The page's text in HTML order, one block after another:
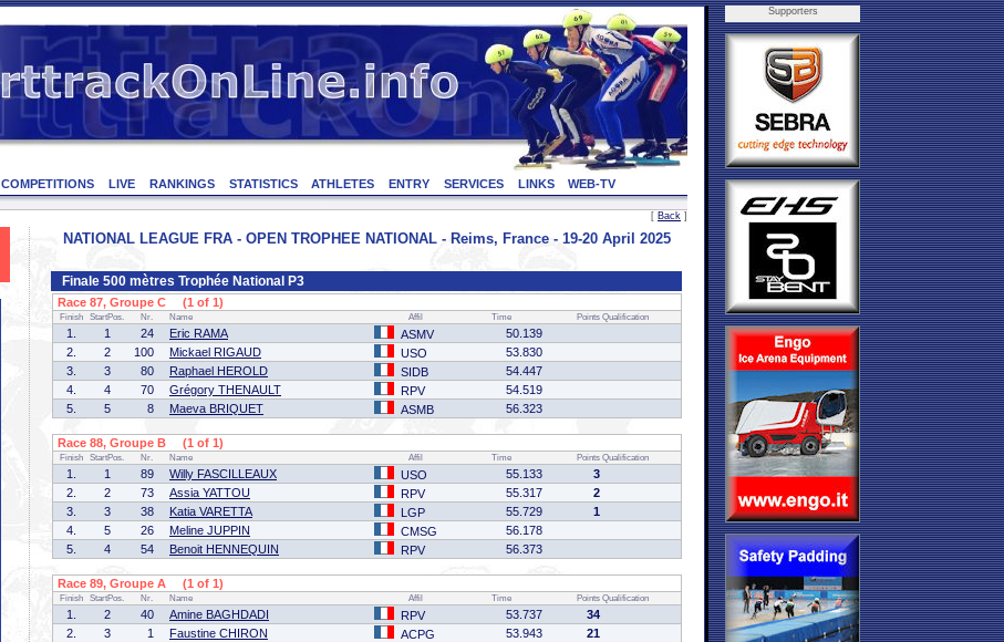
COMPETITIONS LIVE RANKINGS STATISTICS ATHLETES ENTRY SERVICES LINKS WEB-TV
[ Back ]
NATIONAL LEAGUE FRA - OPEN TROPHEE NATIONAL - Reims, France - 19-20 April 2025
Finale 500 mètres Trophée National P3
Race 87, Groupe C (1 of 1)
Finish StartPos. Nr. Name Affil Time Points Qualification
1. 1 24 Eric RAMA ASMV
50.139
2.
2 100 Mickael RIGAUD USO
53.830
3.
3 80 Raphael HEROLD SIDB
54.447
4.
4 70 Grégory THENAULT RPV
54.519
5.
5 8 Maeva BRIQUET ASMB 56.323
Race 88, Groupe B (1 of 1)
Finish StartPos. Nr. Name Affil Time Points Qualification
1. 1 89 Willy FASCILLEAUX USO 55.133
3
2.
2 73 Assia YATTOU RPV 55.317
2
3.
3 38 Katia VARETTA LGP 55.729
1
4.
5 26 Meline JUPPIN CMSG
56.178
5.
4 54 Benoit HENNEQUIN RPV 56.373
Race 89, Groupe A (1 of 1)
Finish StartPos. Nr. Name Affil Time Points Qualification
1. 2 40 Amine BAGHDADI RPV 53.737
34
2.
3 1 Faustine CHIRON ACPG 53.943
21
Supporters